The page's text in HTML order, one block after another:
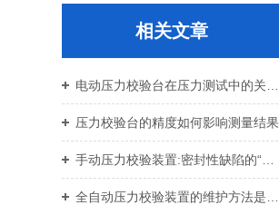
相关文章
压力校验台的精度如何影响测量结果